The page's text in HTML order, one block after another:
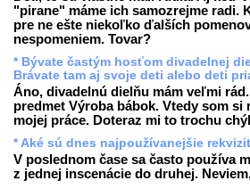
"pirane" máme ich samozrejme radi.
pre ne ešte niekoľko ďalších
nespomeniem. Tovar?
* Bývate častým hosťom divadelnej
Brávate tam aj svoje deti alebo deti
Áno, divadelnú dielňu mám veľmi
predmet Výroba bábok. Vtedy som
mojej práce. Doteraz mi to trochu
* Aké sú dnes najpoužívanejšie
V poslednom čase sa často používa
z jednej inscenácie do druhej.